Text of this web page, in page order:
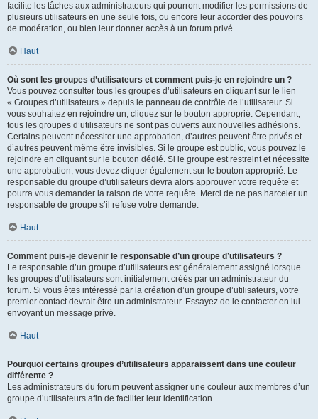
facilite les tâches aux administrateurs qui pourront modifier les permissions de
plusieurs utilisateurs en une seule fois, ou encore leur accorder des pouvoirs
de modération, ou bien leur donner accès à un forum privé.
Haut
Où sont les groupes d’utilisateurs et comment puis-je en rejoindre un ?
Vous pouvez consulter tous les groupes d’utilisateurs en cliquant sur le lien
« Groupes d’utilisateurs » depuis le panneau de contrôle de l’utilisateur. Si
vous souhaitez en rejoindre un, cliquez sur le bouton approprié. Cependant,
tous les groupes d’utilisateurs ne sont pas ouverts aux nouvelles adhésions.
Certains peuvent nécessiter une approbation, d’autres peuvent être privés et
d’autres peuvent même être invisibles. Si le groupe est public, vous pouvez le
rejoindre en cliquant sur le bouton dédié. Si le groupe est restreint et nécessite
une approbation, vous devez cliquer également sur le bouton approprié. Le
responsable du groupe d’utilisateurs devra alors approuver votre requête et
pourra vous demander la raison de votre requête. Merci de ne pas harceler un
responsable de groupe s’il refuse votre demande.
Haut
Comment puis-je devenir le responsable d’un groupe d’utilisateurs ?
Le responsable d’un groupe d’utilisateurs est généralement assigné lorsque
les groupes d’utilisateurs sont initialement créés par un administrateur du
forum. Si vous êtes intéressé par la création d’un groupe d’utilisateurs, votre
premier contact devrait être un administrateur. Essayez de le contacter en lui
envoyant un message privé.
Haut
Pourquoi certains groupes d’utilisateurs apparaissent dans une couleur
différente ?
Les administrateurs du forum peuvent assigner une couleur aux membres d’un
groupe d’utilisateurs afin de faciliter leur identification.